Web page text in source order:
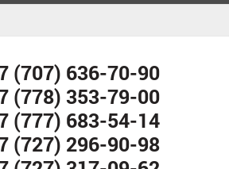
(707) 636-70-90
(778) 353-79-00
(777) 683-54-14
(727) 296-90-98